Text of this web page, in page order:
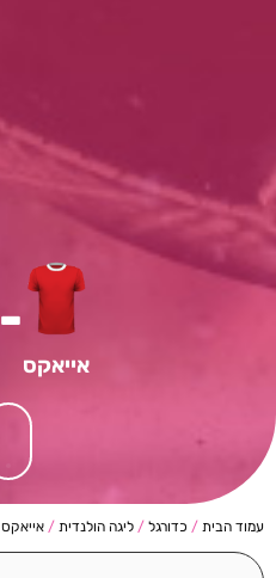
אייאקס
-
עמוד הבית / כדורגל / ליגה הולנדית / אייאקס